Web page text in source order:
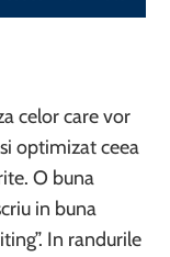
celor care vor
optimizat ceea
O buna
in buna
In randurile